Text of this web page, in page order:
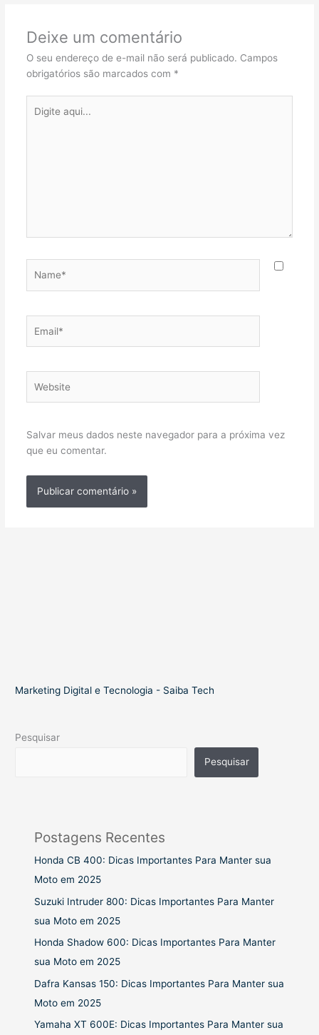
Deixe um comentário
O seu endereço de e-mail não será publicado. Campos
obrigatórios são marcados com *
aqui...
Salvar meus dados neste navegador para a próxima vez
que eu comentar.
Marketing Digital e Tecnologia - Saiba Tech
Pesquisar
Pesquisar
Postagens Recentes
Honda CB 400: Dicas Importantes Para Manter sua
Moto em 2025
Suzuki Intruder 800: Dicas Importantes Para Manter
sua Moto em 2025
Honda Shadow 600: Dicas Importantes Para Manter
sua Moto em 2025
Dafra Kansas 150: Dicas Importantes Para Manter sua
Moto em 2025
Yamaha XT 600E: Dicas Importantes Para Manter sua